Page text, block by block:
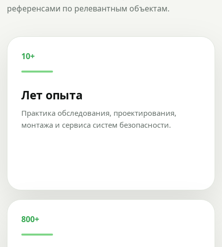
референсами по релевантным объектам.
10+
Лет опыта
Практика обследования, проектирования,
монтажа и сервиса систем безопасности.
800+